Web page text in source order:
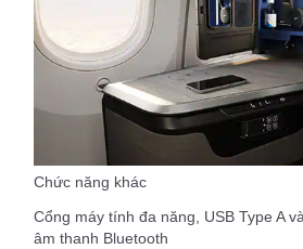
Chức năng khác
Cổng máy tính đa năng, USB Type A
âm thanh Bluetooth